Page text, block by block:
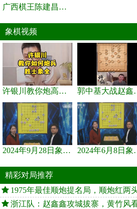
广西棋王陈建昌直播间
象棋视频
许银川教你炮高兵士象全如何赢士象全，简单四步即可 郭中基大
2024年9月28日象棋世界栏目，刘君、蒋川讲解了第九届杨官璘杯象棋... 2024年6月8日象
精彩对局推荐
1975年最佳顺炮提名局，顺炮红两
浙江队：赵鑫鑫攻城拔寨，黄竹风